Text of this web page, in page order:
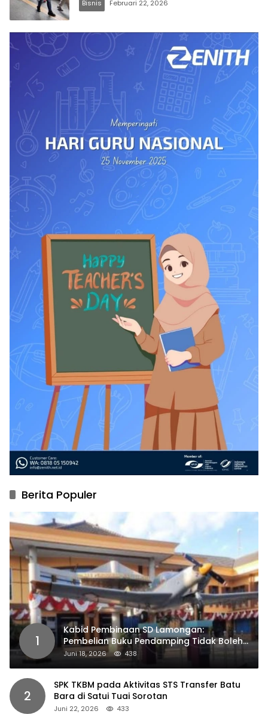
Bisnis Februari 22, 2026
Berita Populer
1
Kabid Pembinaan SD Lamongan:
Pembelian Buku Pendamping Tidak Boleh
Dipaksakan
Juni 18, 2026 438
2
SPK TKBM pada Aktivitas STS Transfer Batu
Bara di Satui Tuai Sorotan
Juni 22, 2026 433